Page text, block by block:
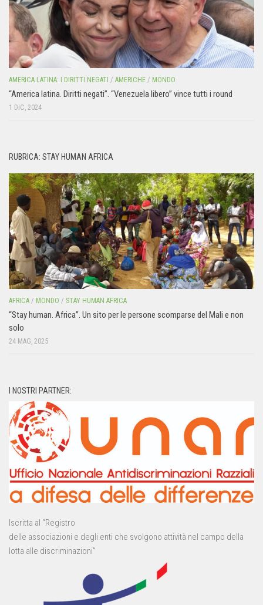
AMERICA LATINA: I DIRITTI NEGATI / AMERICHE / MONDO
“America latina. Diritti negati”. “Venezuela libero” vince tutti i round
1 DIC, 2024
RUBRICA: STAY HUMAN AFRICA
AFRICA / MONDO / STAY HUMAN AFRICA
“Stay human. Africa”. Un sito per le persone scomparse del Mali e non
solo
24 MAG, 2025
I NOSTRI PARTNER:
Iscritta al “Registro
delle associazioni e degli enti che svolgono attività nel campo della
lotta alle discriminazioni”